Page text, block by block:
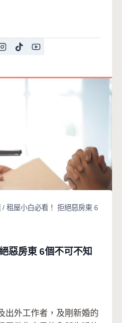
/ 租屋小白必看！ 拒絕惡房東 6
惡房東 6個不可不知
出外工作者，及剛新婚的